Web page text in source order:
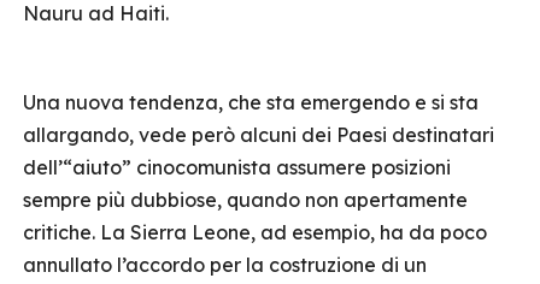
Nauru ad Haiti.
Una nuova tendenza, che sta emergendo e si sta
allargando, vede però alcuni dei Paesi destinatari
dell’“aiuto” cinocomunista assumere posizioni
sempre più dubbiose, quando non apertamente
critiche. La Sierra Leone, ad esempio, ha da poco
annullato l’accordo per la costruzione di un